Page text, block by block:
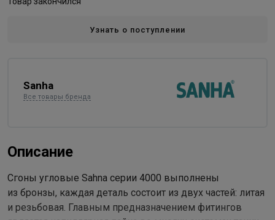
Узнать о поступлении
Sanha
Все товары бренда
Описание
Сгоны угловые Sahna серии 4000 выполнены
из бронзы, каждая деталь состоит из двух частей: литая
и резьбовая. Главным предназначением фитингов